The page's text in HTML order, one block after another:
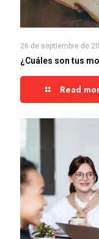
26 de septiembre de
¿Cuáles son tus
Read